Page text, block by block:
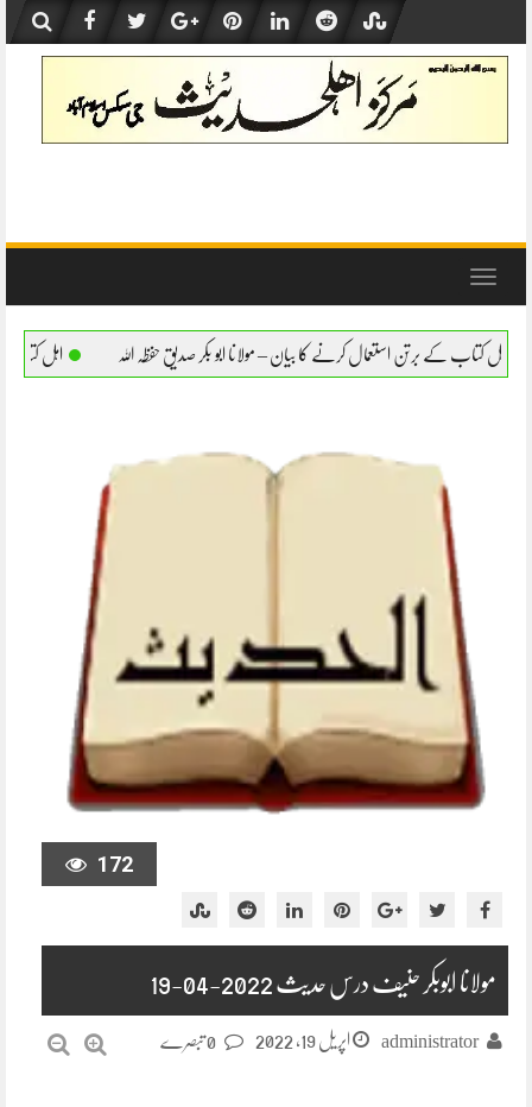
content
Toggle
کرنے کا بیان – مولانا ابو بکر صدیق حفظہ اللہ اہل کتاب کے برتن استعمال کرنے کا
172
مولانا ابوبکر حنیف درس حدیث 2022-04-19
administrator اپریل 19, 2022